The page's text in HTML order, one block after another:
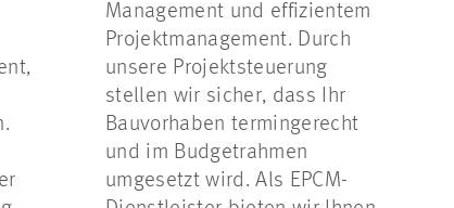
Management und effizientem
Projektmanagement. Durch
unsere Projektsteuerung
stellen wir sicher, dass Ihr
Bauvorhaben termingerecht
und im Budgetrahmen
umgesetzt wird. Als EPCM-